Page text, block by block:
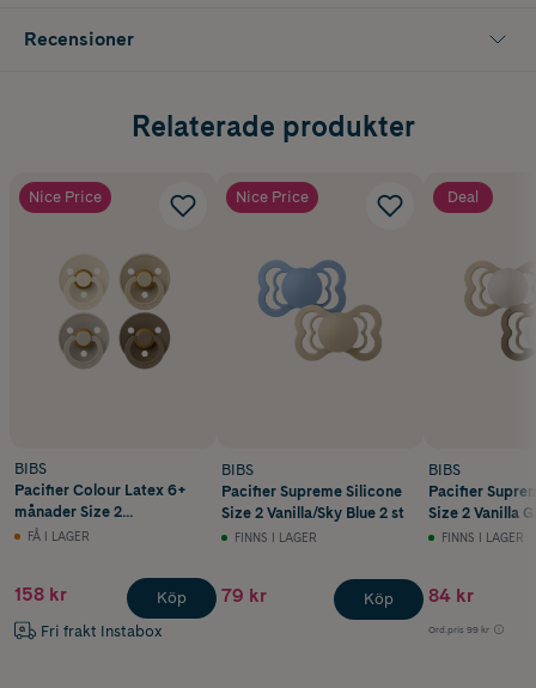
Recensioner
Relaterade produkter
Nice Price
BIBS
Pacifier Colour Latex 6+
månader Size 2
Ivory/Sand/Vanilla/Dark
FÅ I LAGER
158 kr
Fri frakt Instabox
Köp
Nice Price
BIBS
Pacifier Supreme Silicone
Size 2 Vanilla/Sky Blue 2 st
FINNS I LAGER
79 kr Köp
Deal
BIBS
Pacifier
Size 2 Vanilla
Oak Glow 2 st
FINNS I LAGER
84 kr
Ord.pris 99 kr